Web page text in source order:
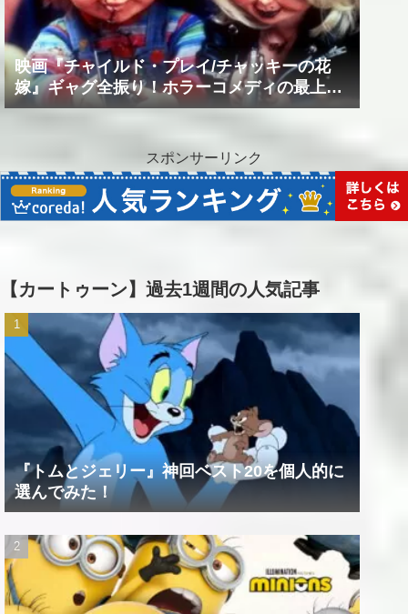
映画『チャイルド・プレイ/チャッキーの花
嫁』ギャグ全振り！ホラーコメディの最上級
作品！！
スポンサーリンク
【カートゥーン】過去1週間の人気記事
『トムとジェリー』神回ベスト20を個人的に
選んでみた！